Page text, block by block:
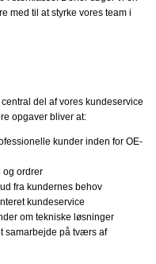
med til at styrke vores team i
del af vores kundeservice
opgaver bliver at:
kunder inden for OE-
og ordrer
fra kundernes behov
kundeservice
om tekniske løsninger
samarbejde på tværs af